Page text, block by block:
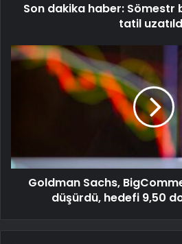
Son dakika haber: Sömestr
tatil
Goldman Sachs,
düşürdü, hedefi 9,50